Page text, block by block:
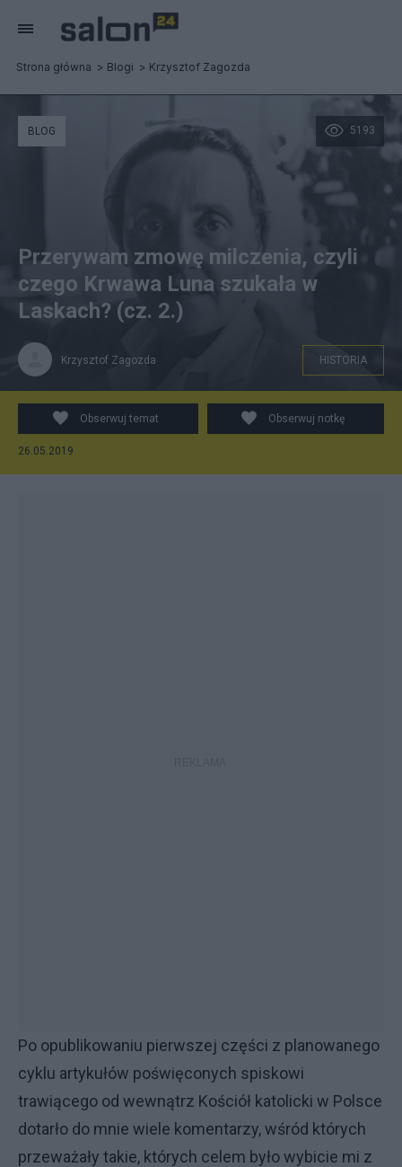
Strona główna Blogi Krzysztof Zagozda
5193
BLOG
Przerywam zmowę milczenia, czyli
czego Krwawa Luna szukała w
Laskach? (cz. 2.)
Krzysztof Zagozda HISTORIA
Obserwuj temat Obserwuj notkę
26.05.2019
Po opublikowaniu pierwszej części z planowanego
cyklu artykułów poświęconych spiskowi
trawiącego od wewnątrz Kościół katolicki w Polsce
dotarło do mnie wiele komentarzy, wśród których
przeważały takie, których celem było wybicie mi z